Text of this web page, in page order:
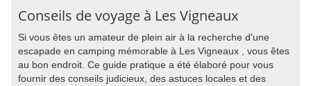
Conseils de voyage à Les Vigneaux
Si vous êtes un amateur de plein air à la recherche d'une
escapade en camping mémorable à Les Vigneaux , vous êtes
au bon endroit. Ce guide pratique a été élaboré pour vous
fournir des conseils judicieux, des astuces locales et des